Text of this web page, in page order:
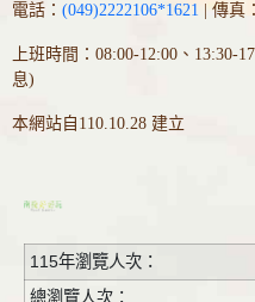
電話： (049)2222106*1621 | 傳真：
上班時間：08:00-12:00、13:30-
息)
本網站自110.10.28 建立
115年瀏覽人次：
總瀏覽人次：